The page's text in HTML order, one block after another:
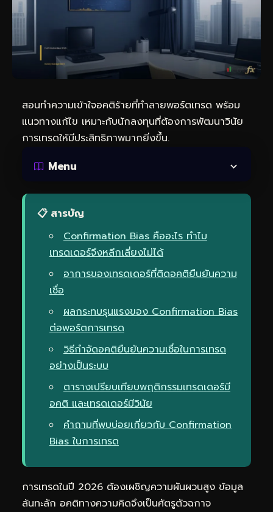
สอนทำความเข้าใจอคติร้ายที่ทำลายพอร์ตเทรด พร้อม
แนวทางแก้ไข เหมาะกับนักลงทุนที่ต้องการพัฒนาวินัย
การเทรดให้มีประสิทธิภาพมากยิ่งขึ้น.
Menu
📋 สารบัญ
Confirmation Bias คืออะไร ทำไม
เทรดเดอร์จึงหลีกเลี่ยงไม่ได้
อาการของเทรดเดอร์ที่ติดอคติยืนยันความ
เชื่อ
ผลกระทบรุนแรงของ Confirmation Bias
ต่อพอร์ตการเทรด
วิธีกำจัดอคติยืนยันความเชื่อในการเทรด
อย่างเป็นระบบ
ตารางเปรียบเทียบพฤติกรรมเทรดเดอร์มี
อคติ และเทรดเดอร์มีวินัย
คำถามที่พบบ่อยเกี่ยวกับ Confirmation
Bias ในการเทรด
การเทรดในปี 2026 ต้องเผชิญความผันผวนสูง ข้อมูล
ล้นทะลัก อคติทางความคิดจึงเป็นศัตรูตัวฉกาจ